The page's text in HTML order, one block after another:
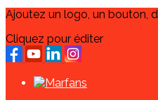
Ajoutez un logo, un bouton,
Cliquez pour éditer